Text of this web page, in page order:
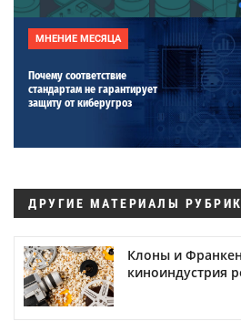
МНЕНИЕ МЕСЯЦА
Почему соответствие
стандартам не гарантирует
защиту от киберугроз
ДРУГИЕ МАТЕРИАЛЫ
Клоны и
киноиндустрия